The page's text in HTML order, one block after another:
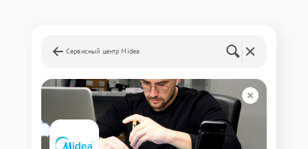
Сервисный центр Midea